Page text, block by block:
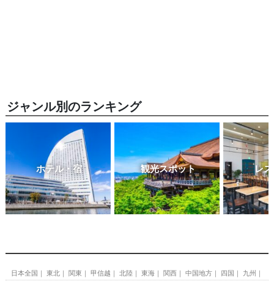
ジャンル別のランキング
ホテル・宿 観光スポット レ
日本全国 東北 関東 甲信越 北陸 東海 関西 中国地方 四国 九州